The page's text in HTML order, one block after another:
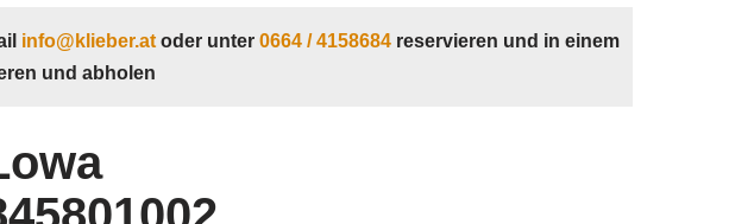
info@klieber.at oder unter 0664 / 4158684 reservieren und in einem
und abholen